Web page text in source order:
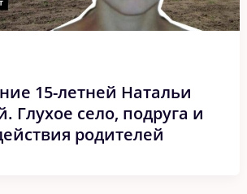
15-летней Натальи
Глухое село, подруга и
родителей